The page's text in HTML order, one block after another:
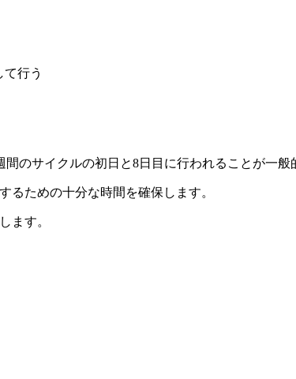
行う
間のサイクルの初日と8日目に行われることが一般
るための十分な時間を確保します。
ます。